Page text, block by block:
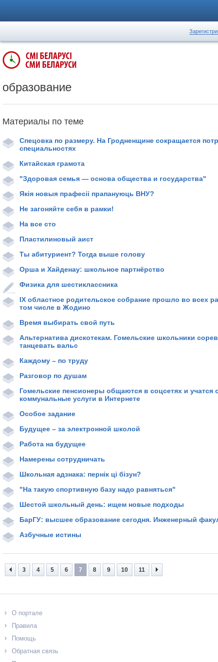
образование
Материалы по теме
Спецовка по размеру. На Гродненщине сокращается
специальностях
Китайская грамота
"Здоровая семья — основа общества и государства"
Якія новыя прафесіі прапануюць ВНУ?
Не загоняйте себя в рамки!
На все сто
Пластилиновый аист
Ты абитуриент? Тогда выше голову
Орша и Хайденау: школьное партнёрство
Физика для шестиклассника
IX областное родительское собрание прошло во всех
том числе в Жодино
Время выбирать свой путь
Альтернатива дискотекам. Гомельские школьники
танцевать вальс
Каждому – по труду
Разговор по душам
Гомельские пенсионеры общаются в соцсетях и учатся
коммунальные услуги в Интернете
Особое задание
Будущее – за электронной школой
Работа на будущее
Намерены сотрудничать
Школьная адзнака: пернік ці бізун?
"На такую спортивную базу надо равняться"
Шестой школьный день: ищем новые подходы
БарГУ: высшее образование сегодня. Инженерный
Азбучные истины
3 4 5 6 7 8 9 10 11
О портале
Правила
Помощь
Обратная связь